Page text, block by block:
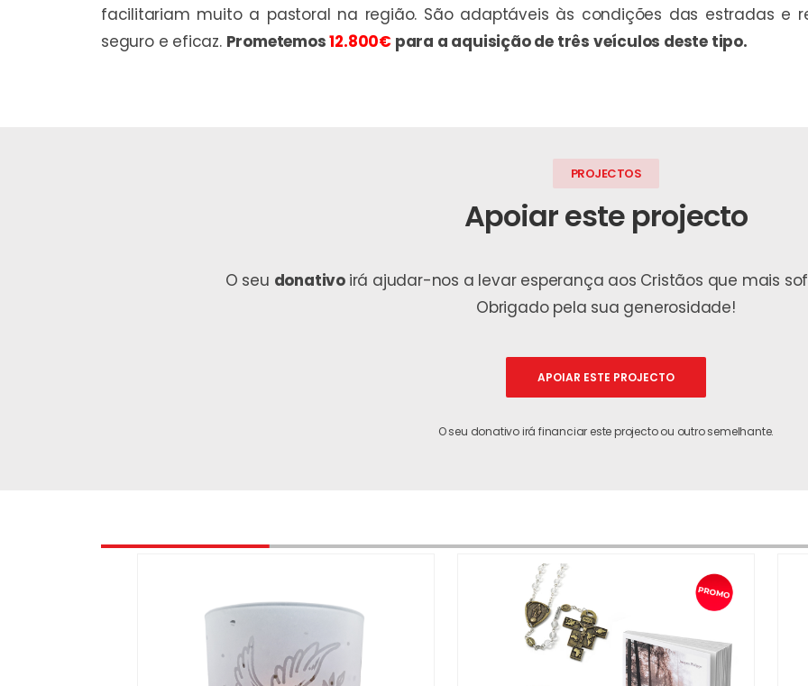
facilitariam muito a pastoral na região. São adaptáveis às condições das estradas e
seguro e eficaz. Prometemos12.800€ para a aquisição de três veículos deste tipo.
PROJECTOS
Apoiar este projecto
O seu donativo irá ajudar-nos a levar esperança aos Cristãos que mais
Obrigado pela sua generosidade!
APOIAR ESTE PROJECTO
O seu donativo irá financiar este projecto ou outro semelhante.